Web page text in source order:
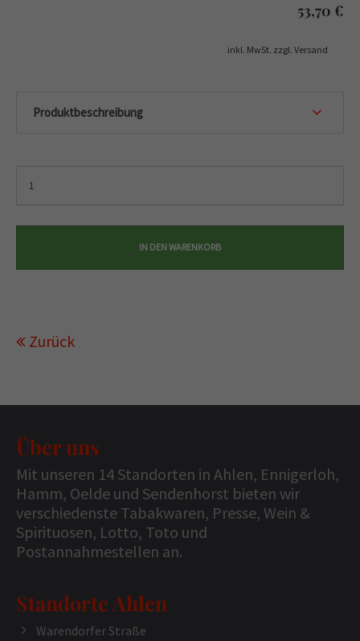
53,70 €
inkl. MwSt. zzgl. Versand
Produktbeschreibung
Zurück
Über uns
Mit unseren 14 Standorten in Ahlen, Ennigerloh,
Hamm, Oelde und Sendenhorst bieten wir
verschiedenste Tabakwaren, Presse, Wein &
Spirituosen, Lotto, Toto und
Postannahmestellen an.
Standorte Ahlen
Warendorfer Straße